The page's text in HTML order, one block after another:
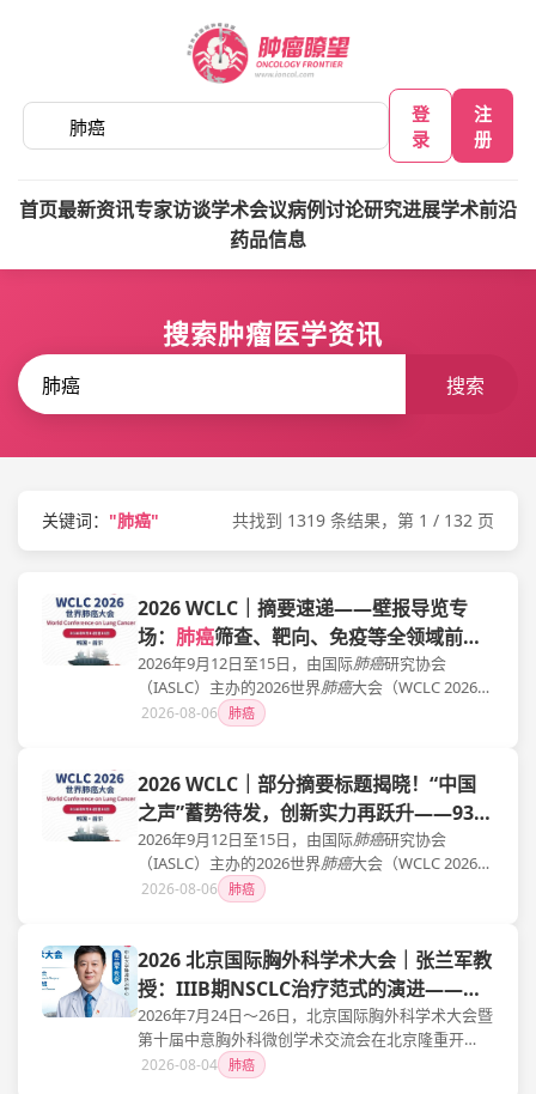
登
录
注
册
首页最新资讯专家访谈学术会议病例讨论研究进展学术前沿
药品信息
搜索肿瘤医学资讯
搜索
关键词： "肺癌" 共找到 1319 条结果，第 1 / 132 页
2026 WCLC｜摘要速递——壁报导览专
场： 肺癌筛查、靶向、免疫等全领域前沿
研究一览！
2026年9月12日至15日，由国际肺癌研究协会
（IASLC）主办的2026世界肺癌大会（WCLC 2026）
将在韩国首尔隆重召开。作为全球胸科肿瘤学领域
者倡导者，共同分享肺癌诊疗前沿进展，推动学科
变革与全球合作。本届大会预计吸引超过7,000名国
际参会者，设置150余场学术会议，展示2,200余篇
摘要，内容覆盖肺癌筛查、精准治疗、免疫治疗、
围术期管理及转化研究等热点领域。
2026-08-06 肺癌
2026 WCLC｜部分摘要标题揭晓！“中国
之声”蓄势待发，创新实力再跃升——93项
研究入选，一文速览！
2026年9月12日至15日，由国际肺癌研究协会
（IASLC）主办的2026世界肺癌大会（WCLC 2026）
将在韩国首尔隆重召开。作为全球胸科肿瘤学领域
者倡导者，共同分享肺癌诊疗前沿进展，推动学科
变革与全球合作。本届大会预计吸引超过7,000名国
际参会者，设置150余场学术会议，展示2,200余篇
摘要，内容覆盖 肺癌筛查、精准治疗、免疫治疗、
围术期管理及转化研究等热点领域。
2026-08-06 肺癌
2026 北京国际胸外科学术大会｜张兰军教
授：IIIB期NSCLC治疗范式的演进——异
质性分层、新辅助免疫转化与个体化外科
决策
2026年7月24日～26日，北京国际胸外科学术大会暨
第十届中意胸外科微创学术交流会在北京隆重开
幕。大会汇聚来自中国、意大利、美国、法国、奥
2026-08-04 肺癌